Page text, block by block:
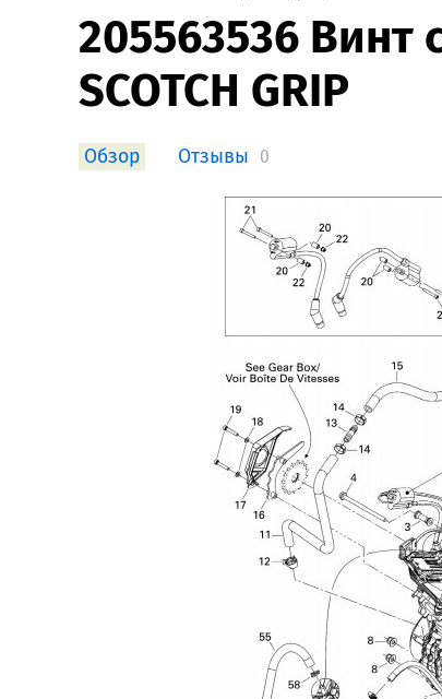
205563536 Винт
SCOTCH GRIP
Обзор Отзывы 0